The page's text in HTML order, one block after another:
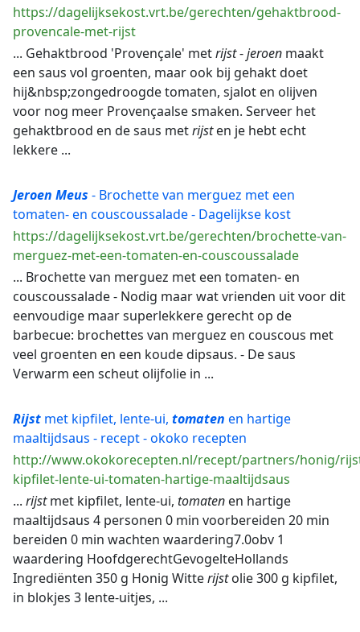
https://dagelijksekost.vrt.be/gerechten/gehaktbrood-
provencale-met-rijst
... Gehaktbrood 'Provençale' metrijst-jeroen maakt
een saus vol groenten, maar ook bij gehakt doet
hij&nbsp;zongedroogde tomaten, sjalot en olijven
voor nog meer Provençaalse smaken. Serveer het
gehaktbrood en de saus metrijsten je hebt echt
lekkere ...
Jeroen Meus - Brochette van merguez met een
tomaten- en couscoussalade - Dagelijkse kost
https://dagelijksekost.vrt.be/gerechten/brochette-van-
merguez-met-een-tomaten-en-couscoussalade
... Brochette van merguez met een tomaten- en
couscoussalade - Nodig maar wat vrienden uit voor dit
eenvoudige maar superlekkere gerecht op de
barbecue: brochettes van merguez en couscous met
veel groenten en een koude dipsaus. - De saus
Verwarm een scheut olijfolie in ...
Rijst met kipfilet, lente-ui, tomaten en hartige
maaltijdsaus - recept - okoko recepten
http://www.okokorecepten.nl/recept/partners/honig/
kipfilet-lente-ui-tomaten-hartige-maaltijdsaus
... rijstmet kipfilet, lente-ui, tomaten en hartige
maaltijdsaus 4 personen 0 min voorbereiden 20 min
bereiden 0 min wachten waardering7.0obv 1
waardering HoofdgerechtGevogelteHollands
Ingrediënten 350 g Honig Witterijstolie 300 g kipfilet,
in blokjes 3 lente-uitjes, ...